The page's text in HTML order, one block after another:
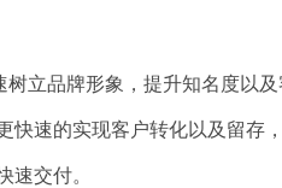
立品牌形象，提升知名度以
快速的实现客户转化以及留存
速交付。